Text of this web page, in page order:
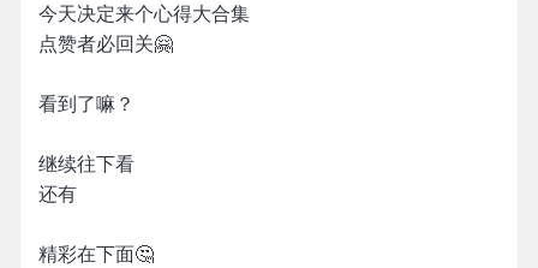
今天决定来个心得大合集
点赞者必回关🤗
看到了嘛？
继续往下看
还有
精彩在下面🤔